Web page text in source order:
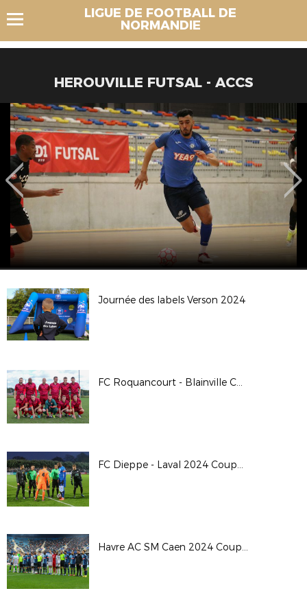
LIGUE DE FOOTBALL DE
NORMANDIE
HEROUVILLE FUTSAL - ACCS
Journée des labels Verson 2024
FC Roquancourt - Blainville Coupe de France 24/25
FC Dieppe - Laval 2024 Coupe de France
Havre AC SM Caen 2024 Coupe de France